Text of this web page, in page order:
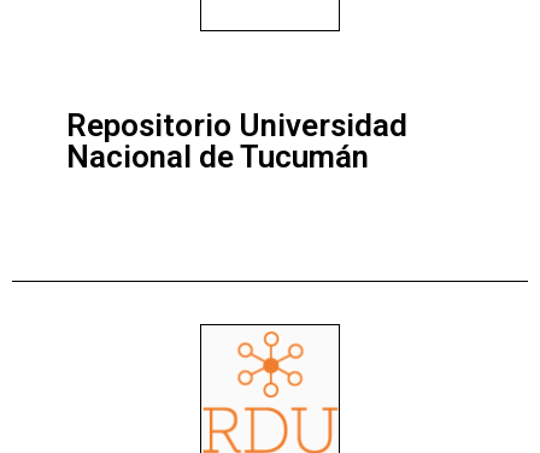
Repositorio Universidad
Nacional de Tucumán